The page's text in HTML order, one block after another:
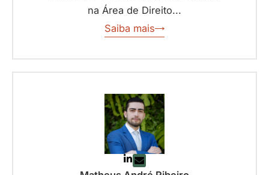
na Área de Direito...
Saiba mais